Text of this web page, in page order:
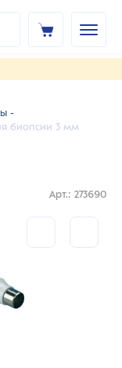
-
биопсии 3 мм
Арт.: 273690